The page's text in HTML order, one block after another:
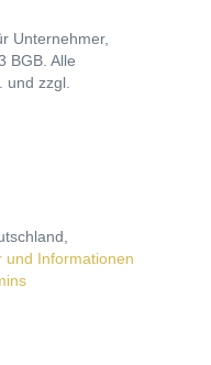
Unternehmer,
BGB. Alle
und zzgl.
und Informationen